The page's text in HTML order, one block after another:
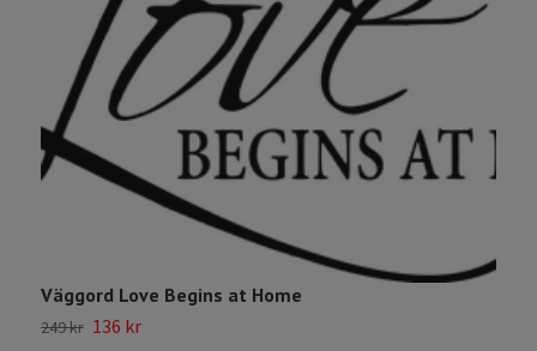
Väggord Love Begins at Home
249 kr 136 kr